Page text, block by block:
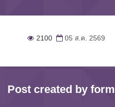
2100 05 ส.ค. 2569
Post created by form